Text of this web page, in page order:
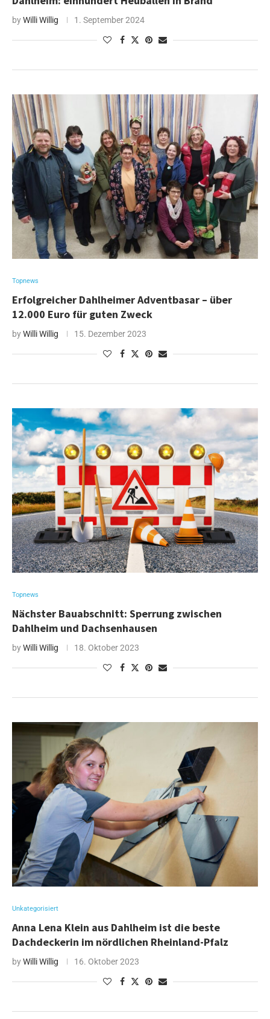
byWilli Willig 1. September 2024
Topnews
Erfolgreicher Dahlheimer Adventbasar – über
12.000 Euro für guten Zweck
byWilli Willig 15. Dezember 2023
Topnews
Nächster Bauabschnitt: Sperrung zwischen
Dahlheim und Dachsenhausen
byWilli Willig 18. Oktober 2023
Unkategorisiert
Anna Lena Klein aus Dahlheim ist die beste
Dachdeckerin im nördlichen Rheinland-Pfalz
byWilli Willig 16. Oktober 2023